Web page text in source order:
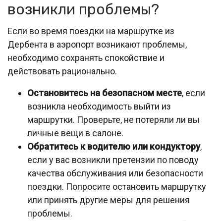
возникли проблемы?
Если во время поездки на маршрутке из
Дербента в аэропорт возникают проблемы,
необходимо сохранять спокойствие и
действовать рационально.
Остановитесь на безопасном месте, если
возникла необходимость выйти из
маршрутки. Проверьте, не потеряли ли вы
личные вещи в салоне.
Обратитесь к водителю или кондуктору,
если у вас возникли претензии по поводу
качества обслуживания или безопасности
поездки. Попросите остановить маршрутку
или принять другие меры для решения
проблемы.